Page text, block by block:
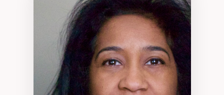
Expertises
Études du jeu vidéo
Fouille de textes
Études postcoloniales
Études critiques des médias
Analyse de données
Études japonaises
Mondialisation
Traduction et localisation
Intelligence artificielle et communication
humain-machine